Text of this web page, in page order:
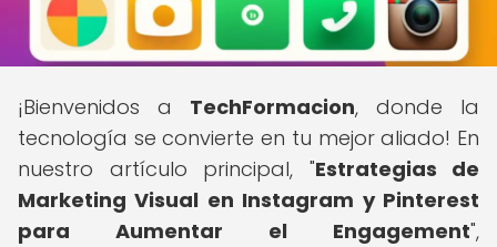
¡Bienvenidos a TechFormacion, donde la
tecnología se convierte en tu mejor aliado! En
nuestro artículo principal, "Estrategias de
Marketing Visual en Instagram y Pinterest
para Aumentar el Engagement",